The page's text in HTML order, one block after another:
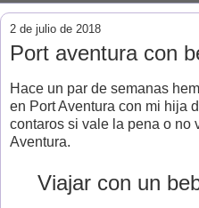
2 de julio de 2018
Port aventura con
Hace un par de semanas
en Port Aventura con mi hija
contaros si vale la pena o no
Aventura.
Viajar con un